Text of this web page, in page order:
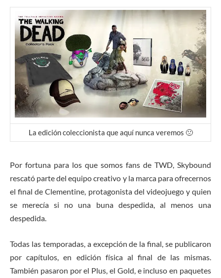
La edición coleccionista que aquí nunca veremos 🙁
Por fortuna para los que somos fans de TWD, Skybound
rescató parte del equipo creativo y la marca para ofrecernos
el final de Clementine, protagonista del videojuego y quien
se merecía si no una buna despedida, al menos una
despedida.
Todas las temporadas, a excepción de la final, se publicaron
por capítulos, en edición física al final de las mismas.
También pasaron por el Plus, el Gold, e incluso en paquetes